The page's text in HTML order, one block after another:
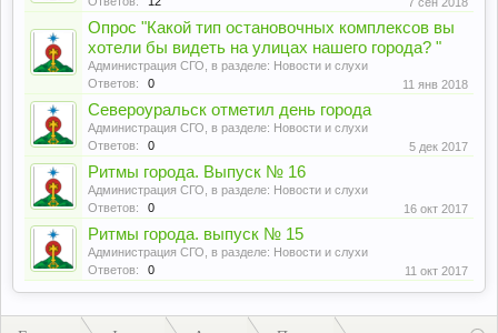
Опрос "Какой тип остановочных комплексов вы
хотели бы видеть на улицах нашего города? "
Администрация СГО , в разделе: Новости и слухи
Ответов:
0 11 янв 2018
Североуральск отметил день города
Администрация СГО , в разделе: Новости и слухи
Ответов:
0 5 дек 2017
Ритмы города. Выпуск № 16
Администрация СГО , в разделе: Новости и слухи
Ответов:
0 16 окт 2017
Ритмы города. выпуск № 15
Администрация СГО , в разделе: Новости и слухи
Ответов:
0 11 окт 2017